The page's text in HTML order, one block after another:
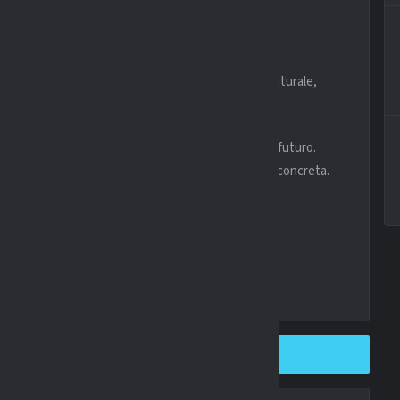
internazionale
più interessanti del calcio israeliano. Mancino naturale,
superiorità nell’uno contro uno.
strategico per il presente e soprattutto per il futuro.
azzurro sembra pronto a passare all’azione concreta.